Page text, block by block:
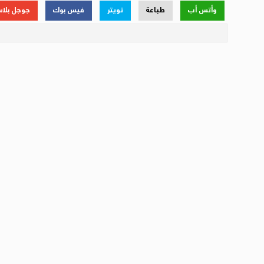
وأتس أب طباعة تويتر فيس بوك جوجل